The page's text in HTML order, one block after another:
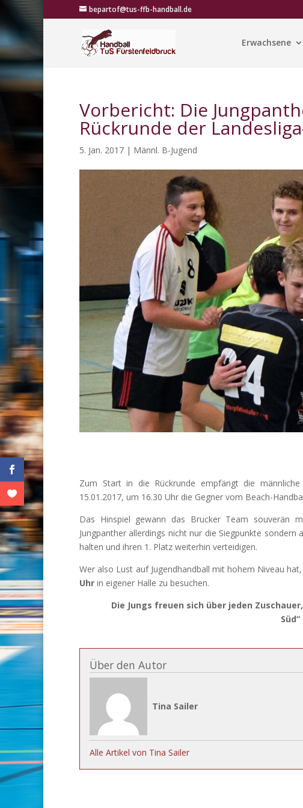
bepartof@tus-ffb-handball.de
Erwachsene
Vorbericht: Die
Rückrunde der
5. Jan. 2017 | Männl. B-Jugend
Zum Start in die Rückrunde empfängt die
15.01.2017, um 16.30 Uhr die Gegner vom Beach-
Das Hinspiel gewann das Brucker Team souverän
Jungpanther allerdings nicht nur die Siegpunkte
halten und ihren 1. Platz weiterhin verteidigen.
Wer also Lust auf Jugendhandball mit hohem Niveau
Uhr in eigener Halle zu besuchen.
Die Jungs freuen sich über jeden
Süd“
Über den Autor
Tina Sailer
Alle Artikel von Tina Sailer